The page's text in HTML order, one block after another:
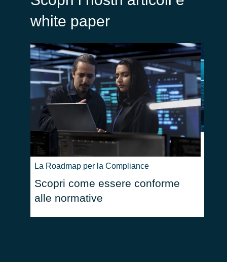
white paper
La Roadmap per la Compliance
Scopri come essere conforme
alle normative